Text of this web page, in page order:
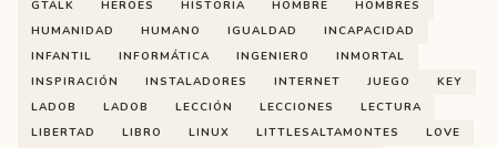
GTALK
HEROES HISTORIA HOMBRE
HOMBRES
HUMANIDAD
HUMANO IGUALDAD
INCAPACIDAD
INFANTIL
INFORMÁTICA INGENIERO
INMORTAL
INSPIRACIÓN
INSTALADORES INTERNET JUEGO
KEY
LADOB
LADOB LECCIÓN LECCIONES
LECTURA
LIBERTAD
LIBRO LINUX LITTLESALTAMONTES
LOVE